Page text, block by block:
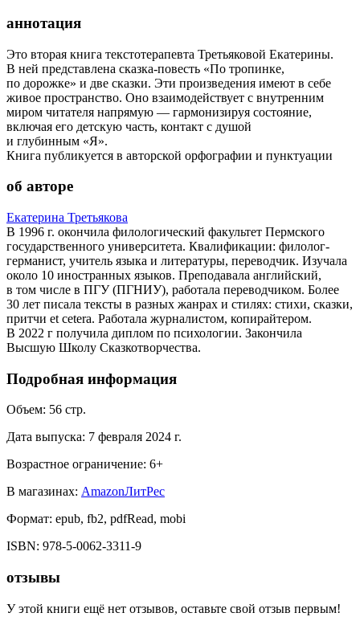
аннотация
Это вторая книга текстотерапевта Третьяковой Екатерины.
В ней представлена сказка-повесть «По тропинке,
по дорожке» и две сказки. Эти произведения имеют в себе
живое пространство. Оно взаимодействует с внутренним
миром читателя напрямую — гармонизируя состояние,
включая его детскую часть, контакт с душой
и глубинным «Я».
Книга публикуется в авторской орфографии и пунктуации
об авторе
Екатерина Третьякова
В 1996 г. окончила филологический факультет Пермского
государственного университета. Квалификации: филолог-
германист, учитель языка и литературы, переводчик. Изучала
около 10 иностранных языков. Преподавала английский,
в том числе в ПГУ (ПГНИУ), работала переводчиком. Более
30 лет писала тексты в разных жанрах и стилях: стихи, сказки,
притчи et cetera. Работала журналистом, копирайтером.
В 2022 г получила диплом по психологии. Закончила
Высшую Школу Сказкотворчества.
Подробная информация
Объем: 56 стр.
Дата выпуска: 7 февраля 2024 г.
Возрастное ограничение: 6+
В магазинах: AmazonЛитРес
Формат: epub, fb2, pdfRead, mobi
ISBN: 978-5-0062-3311-9
отзывы
У этой книги ещё нет отзывов, оставьте свой отзыв первым!